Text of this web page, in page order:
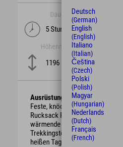
Dauer
5 Stunden
Höhenmeter
1196 m
Ausrüstung
Feste, knöchelhohe
Rucksack Regenschutz, je nach
wärmende Kleidung oder
Trekkingstöcke ausreichend
heißen Tagen evtl. Brotzeit /
Deutsch
(German)
English
(English)
Italiano
(Italian)
Čeština
(Czech)
Polski
(Polish)
Magyar
(Hungarian)
Nederlands
(Dutch)
Français
(French)